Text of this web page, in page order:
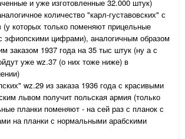
и уже изготовленные 32.000 штук)
количество "карл-густавовских" с
(у которых только поменяют прицельные
эфиопскими цифрами), аналогичным образом
заказом 1937 года на 35 тыс штук (ну а с
уже wz.37 (о них тоже ниже) в
wz.29 из заказа 1936 года с красивыми
львом получит польская армия (только
планки поменяют - на сей раз с планок с
на планки с нормальными арабскими